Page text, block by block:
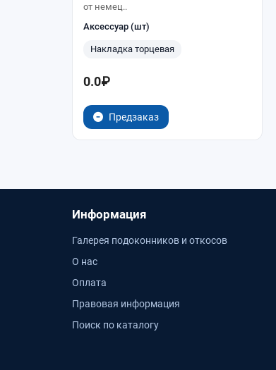
от немец..
Аксессуар (шт)
Накладка торцевая
0.0₽
Предзаказ
Информация
Галерея подоконников и откосов
О нас
Оплата
Правовая информация
Поиск по каталогу